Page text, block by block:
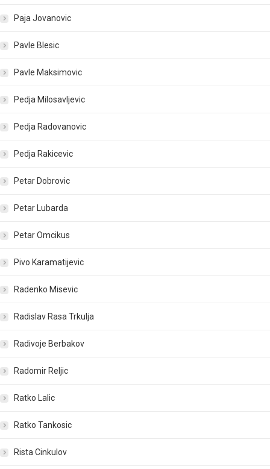
Paja Jovanovic
Pavle Blesic
Pavle Maksimovic
Pedja Milosavljevic
Pedja Radovanovic
Pedja Rakicevic
Petar Dobrovic
Petar Lubarda
Petar Omcikus
Pivo Karamatijevic
Radenko Misevic
Radislav Rasa Trkulja
Radivoje Berbakov
Radomir Reljic
Ratko Lalic
Ratko Tankosic
Rista Cinkulov